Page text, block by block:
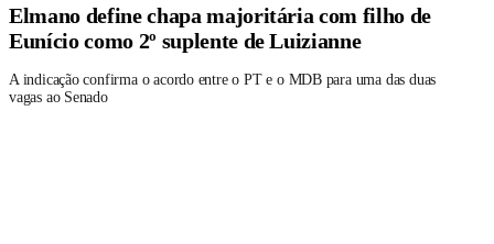
Elmano define chapa majoritária com filho de
Eunício como 2º suplente de Luizianne
A indicação confirma o acordo entre o PT e o MDB para uma das duas
vagas ao Senado